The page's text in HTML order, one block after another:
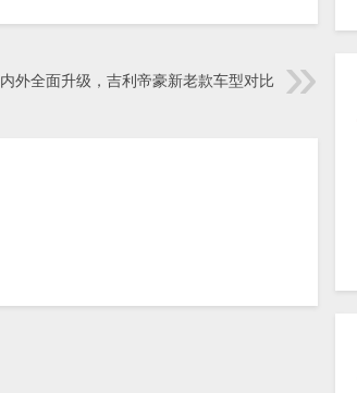
内外全面升级，吉利帝豪新老款车型对比